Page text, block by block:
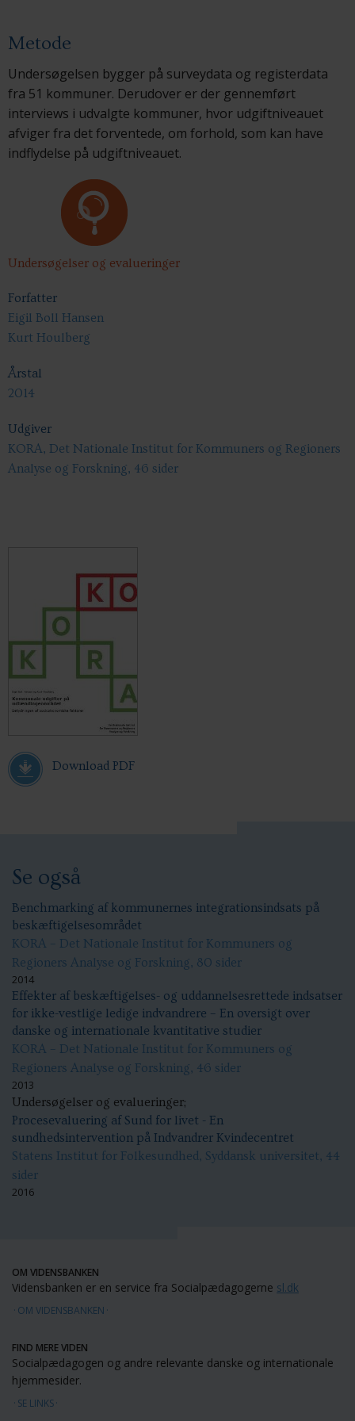
Metode
Undersøgelsen bygger på surveydata og registerdata
fra 51 kommuner. Derudover er der gennemført
interviews i udvalgte kommuner, hvor udgiftniveauet
afviger fra det forventede, om forhold, som kan have
indflydelse på udgiftniveauet.
Undersøgelser og evalueringer
Forfatter
Eigil Boll Hansen
Kurt Houlberg
Årstal
2014
Udgiver
KORA, Det Nationale Institut for Kommuners og Regioners
Analyse og Forskning, 46 sider
Download PDF
Se også
Benchmarking af kommunernes integrationsindsats på
beskæftigelsesområdet
KORA – Det Nationale Institut for Kommuners og
Regioners Analyse og Forskning, 80 sider
2014
Effekter af beskæftigelses- og uddannelsesrettede indsatser
for ikke-vestlige ledige indvandrere – En oversigt over
danske og internationale kvantitative studier
KORA – Det Nationale Institut for Kommuners og
Regioners Analyse og Forskning, 46 sider
2013
Undersøgelser og evalueringer;
Procesevaluering af Sund for livet - En
sundhedsintervention på Indvandrer Kvindecentret
Statens Institut for Folkesundhed, Syddansk universitet, 44
sider
2016
OM VIDENSBANKEN
Vidensbanken er en service fra Socialpædagogerne sl.dk
OM VIDENSBANKEN
FIND MERE VIDEN
Socialpædagogen og andre relevante danske og internationale
hjemmesider.
SE LINKS